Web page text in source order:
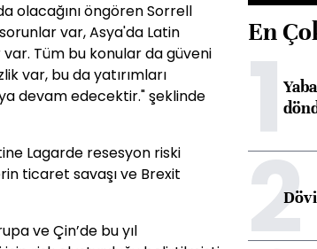
olacağını öngören Sorrell
var, Asya'da Latin
Tüm bu konular da güveni
var, bu da yatırımları
devam edecektir." şeklinde
Lagarde resesyon riski
ticaret savaşı ve Brexit
ve Çin’de bu yıl
En
1
2